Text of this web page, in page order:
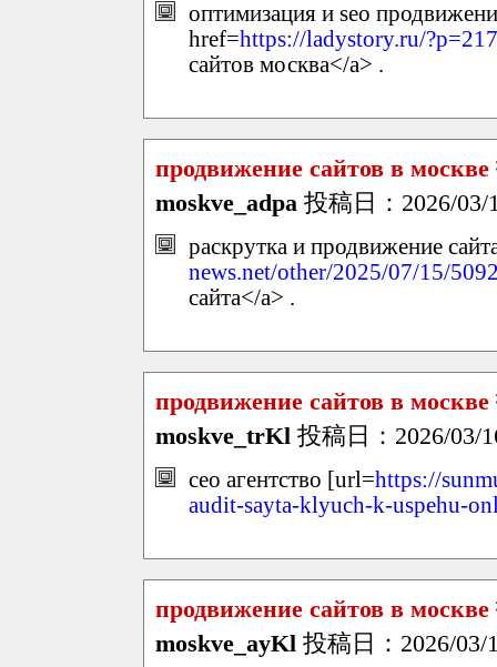
оптимизация и seo
href=https://ladystory.ru/
сайтов москва</a> .
продвижение сайтов в москве
moskve_adpa 投稿日：2026/
раскрутка и продвижение
news.net/other/2025/07/15/
сайта</a> .
продвижение сайтов в москве
moskve_trKl 投稿日：2026/03/
сео агентство [url=https://
audit-sayta-klyuch-k-uspehu-
продвижение сайтов в москве
moskve_ayKl 投稿日：2026/